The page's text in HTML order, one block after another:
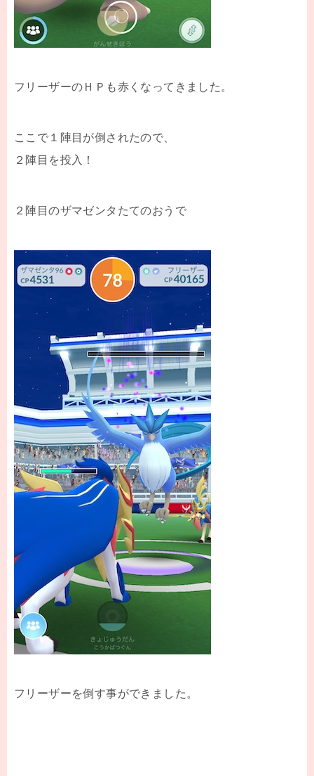
フリーザーのＨＰも赤くなってきました。
ここで１陣目が倒されたので、
２陣目を投入！
２陣目のザマゼンタたてのおうで
フリーザーを倒す事ができました。